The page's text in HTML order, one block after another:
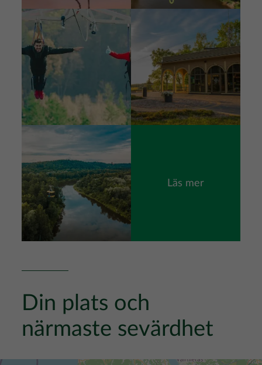
Bild
Läs mer
Din plats och
närmaste sevärdhet